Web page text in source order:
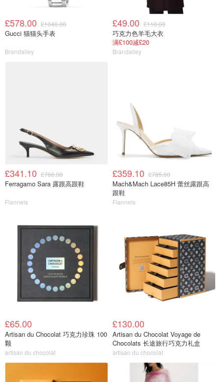
£578.00 £1040.00
Gucci 猫猫头手表
Brandalley
£49.00 £110.00
巧克力色羊毛大衣
满£100减£20
Brandalley
£341.10 £760.00
Ferragamo Sara 露跟高跟鞋
Flannels
£359.10 £785.00
Mach&Mach Lace85H 蕾丝露跟高
跟鞋
Flannels
£65.00
Artisan du Chocolat 巧克力珍珠 100
颗
artisan du chocolat
£130.00
Artisan du Chocolat Voyage de
Chocolats 长途旅行巧克力礼盒
artisan du chocolat